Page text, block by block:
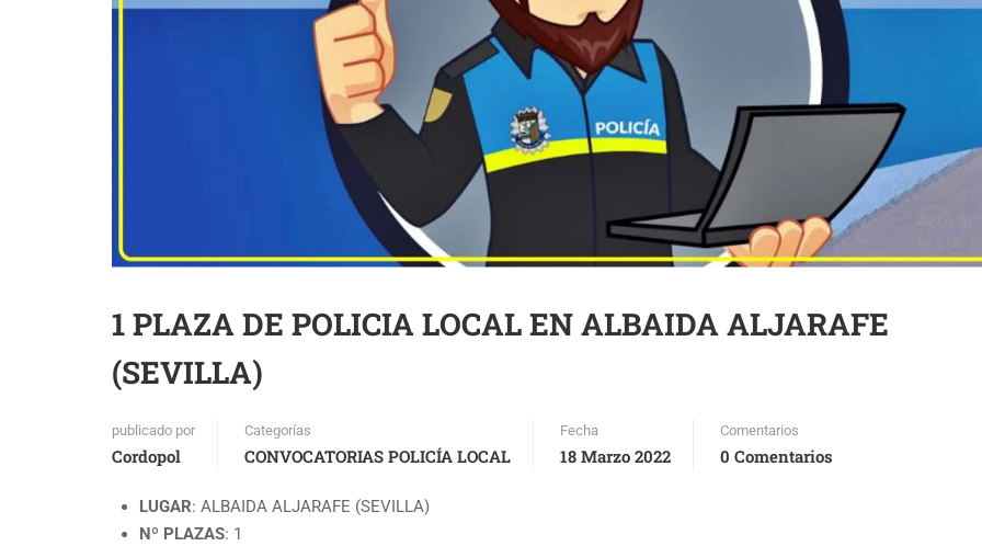
1 PLAZA DE POLICIA LOCAL EN ALBAIDA ALJARAFE
(SEVILLA)
publicado por
Cordopol
Categorías
CONVOCATORIAS POLICÍA LOCAL
Fecha
18 Marzo 2022
Comentarios
0 Comentarios
LUGAR: ALBAIDA ALJARAFE (SEVILLA)
Nº PLAZAS: 1